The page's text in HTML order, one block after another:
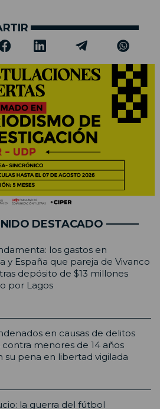
DESTACADO
los gastos en
y España que pareja de Vivanco
depósito de $13 millones
por Lagos
en causas de delitos
contra menores de 14 años
su pena en libertad vigilada
la guerra del fútbol